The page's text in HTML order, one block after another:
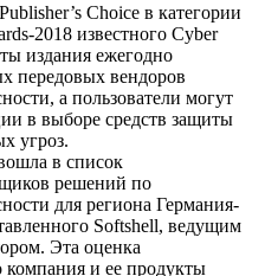
Choice в категории
2018 известного Cyber
издания ежегодно
передовых вендоров
а пользователи могут
в выборе средств защиты
угроз.
в список
решений по
для региона Германия-
Softshell, ведущим
Эта оценка
компания и ее продукты